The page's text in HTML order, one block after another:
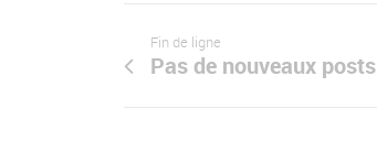
Fin de ligne
Pas de nouveaux posts